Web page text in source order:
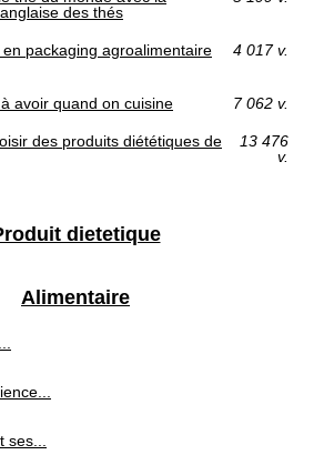
des thés
packaging agroalimentaire
4 017 v.
avoir quand on cuisine 7 062 v.
des produits diététiques de
13 476
v.
dietetique
Alimentaire